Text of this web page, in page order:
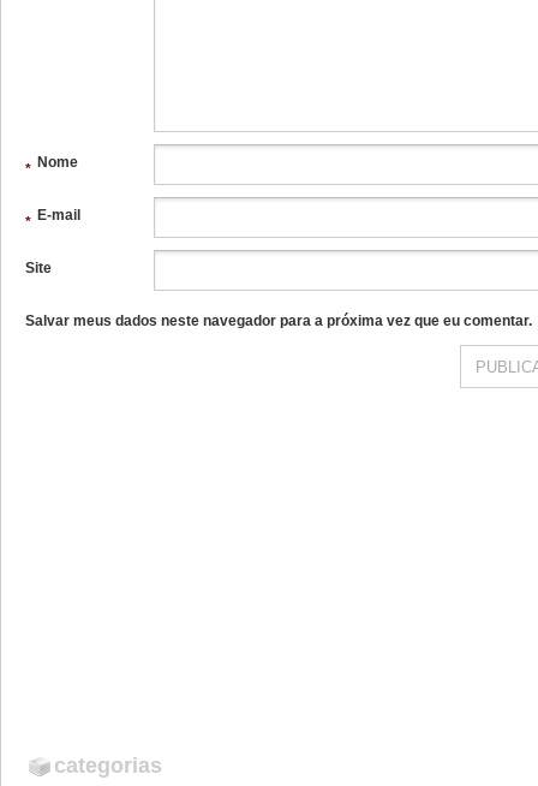
Nome
*
E-mail
*
Site
Salvar meus dados neste navegador para a próxima vez que eu comentar.
categorias